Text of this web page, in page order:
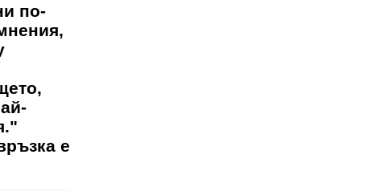
по-
е